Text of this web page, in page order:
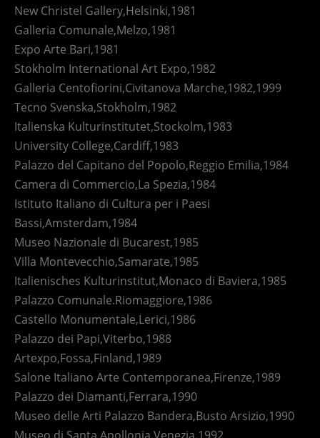
New Christel Gallery,Helsinki,1981
Galleria Comunale,Melzo,1981
Expo Arte Bari,1981
Stokholm International Art Expo,1982
Galleria Centofiorini,Civitanova Marche,1982,1999
Tecno Svenska,Stokholm,1982
Italienska Kulturinstitutet,Stockolm,1983
University College,Cardiff,1983
Palazzo del Capitano del Popolo,Reggio Emilia,1984
Camera di Commercio,La Spezia,1984
Istituto Italiano di Cultura per i Paesi
Bassi,Amsterdam,1984
Museo Nazionale di Bucarest,1985
Villa Montevecchio,Samarate,1985
Italienisches Kulturinstitut,Monaco di Baviera,1985
Palazzo Comunale.Riomaggiore,1986
Castello Monumentale,Lerici,1986
Palazzo dei Papi,Viterbo,1988
Artexpo,Fossa,Finland,1989
Salone Italiano Arte Contemporanea,Firenze,1989
Palazzo dei Diamanti,Ferrara,1990
Museo delle Arti Palazzo Bandera,Busto Arsizio,1990
Museo di Santa Apollonia,Venezia,1992